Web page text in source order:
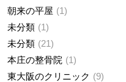
朝来の平屋
1
未分類
1
未分類
21
本庄の整骨院
1
東大阪のクリニック
9